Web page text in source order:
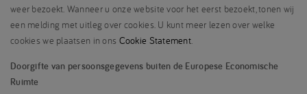
weer bezoekt. Wanneer u onze website voor het eerst bezoekt, tonen wij
een melding met uitleg over cookies. U kunt meer lezen over welke
cookies we plaatsen in ons Cookie Statement.
Doorgifte van persoonsgegevens buiten de Europese Economische
Ruimte